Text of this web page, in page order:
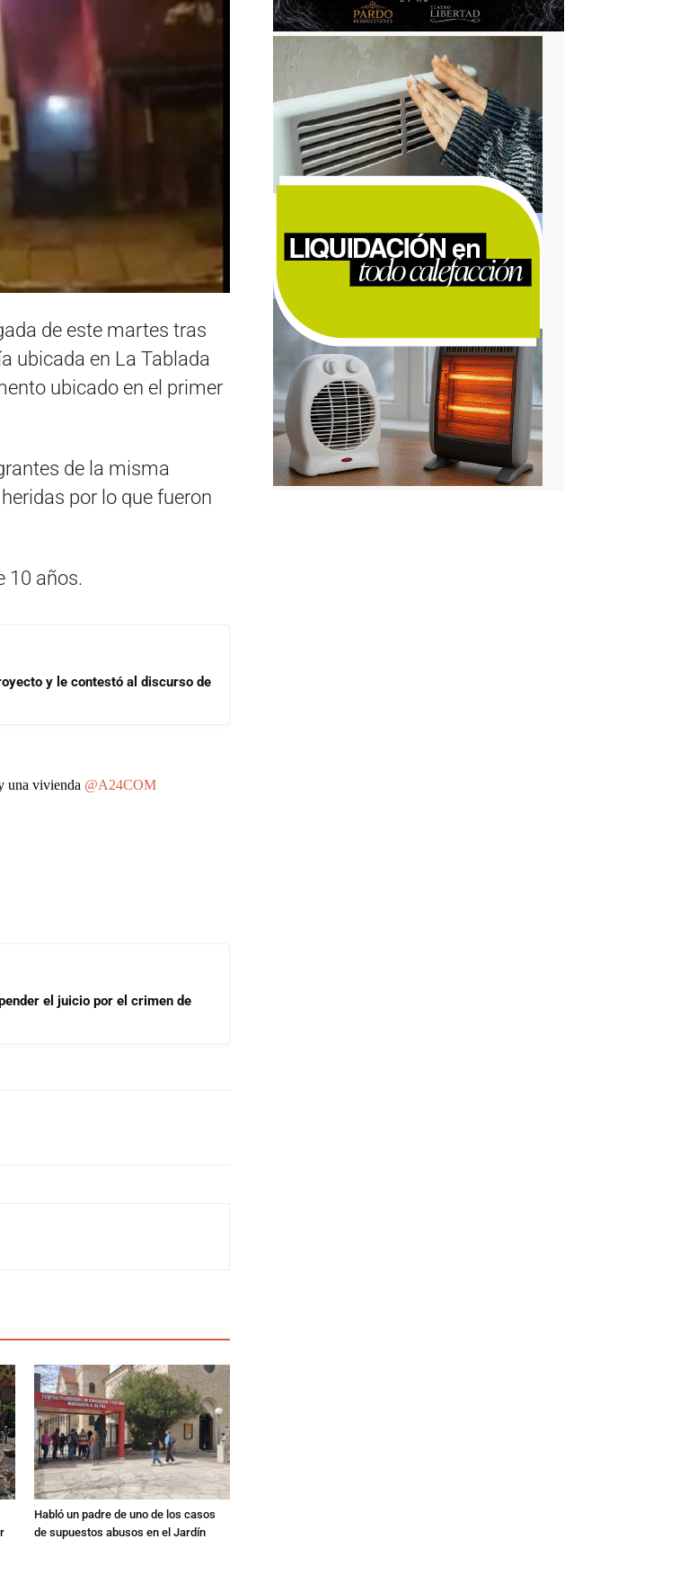
de este martes tras
ubicada en La Tablada
ubicado en el primer
de la misma
por lo que fueron
10 años.
y le contestó al discurso de
una vivienda @A24COM
el juicio por el crimen de
Habló un padre de uno de los casos
de supuestos abusos en el Jardín